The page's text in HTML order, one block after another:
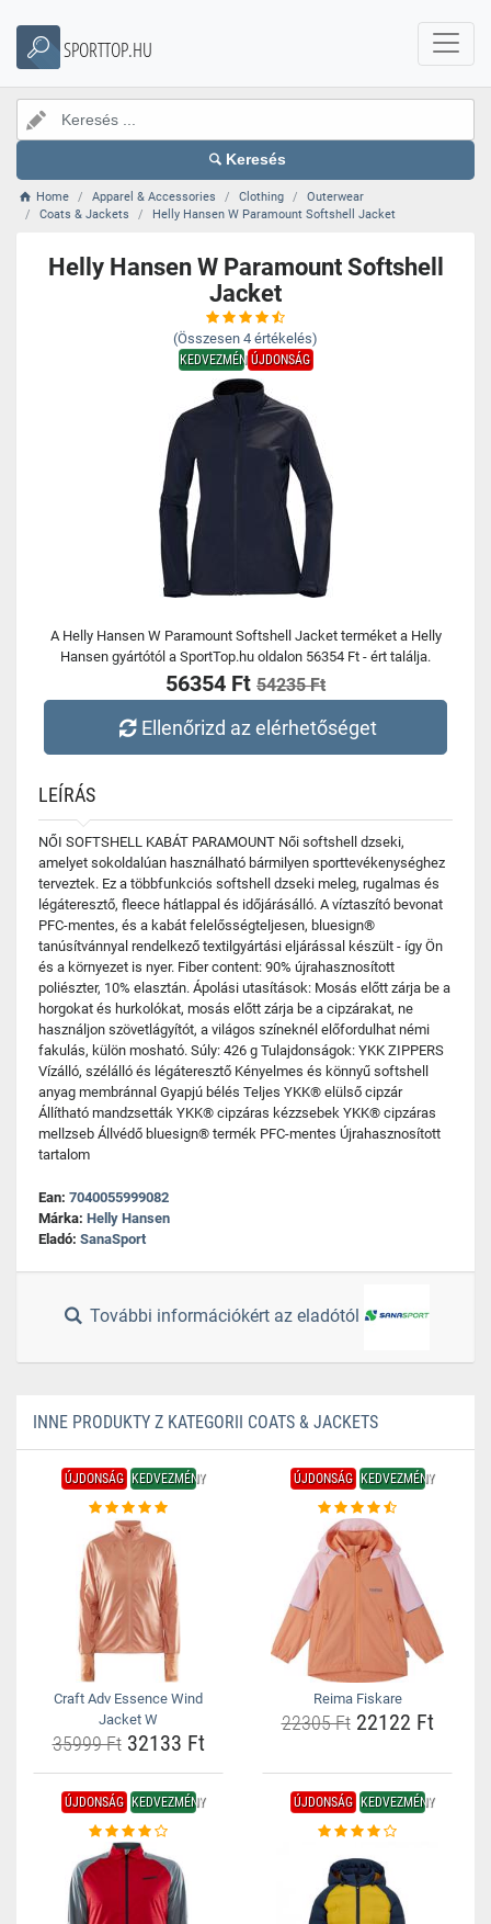
SPORTTOP.HU
Keresés
Home Apparel & Accessories Clothing
Outerwear
Coats & Jackets
Helly Hansen W Paramount Softshell Jacket
Helly Hansen W Paramount Softshell
Jacket
(Összesen 4 értékelés)
KEDVEZMÉNYÚJDONSÁG
A Helly Hansen W Paramount Softshell Jacket terméket a Helly
Hansen gyártótól a SportTop.hu oldalon 56354 Ft - ért találja.
56354 Ft 54235 Ft
Ellenőrizd az elérhetőséget
LEÍRÁS
NŐI SOFTSHELL KABÁT PARAMOUNT Női softshell dzseki,
amelyet sokoldalúan használható bármilyen sporttevékenységhez
terveztek. Ez a többfunkciós softshell dzseki meleg, rugalmas és
légáteresztő, fleece hátlappal és időjárásálló. A víztaszító bevonat
PFC-mentes, és a kabát felelősségteljesen, bluesign®
tanúsítvánnyal rendelkező textilgyártási eljárással készült - így Ön
és a környezet is nyer. Fiber content: 90% újrahasznosított
poliészter, 10% elasztán. Ápolási utasítások: Mosás előtt zárja be a
horgokat és hurkolókat, mosás előtt zárja be a cipzárakat, ne
használjon szövetlágyítót, a világos színeknél előfordulhat némi
fakulás, külön mosható. Súly: 426 g Tulajdonságok: YKK ZIPPERS
Vízálló, szélálló és légáteresztő Kényelmes és könnyű softshell
anyag membránnal Gyapjú bélés Teljes YKK® elülső cipzár
Állítható mandzsetták YKK® cipzáras kézzsebek YKK® cipzáras
mellzseb Állvédő bluesign® termék PFC-mentes Újrahasznosított
tartalom
Ean: 7040055999082
Márka: Helly Hansen
Eladó: SanaSport
További információkért az eladótól
INNE PRODUKTY Z KATEGORII COATS & JACKETS
ÚJDONSÁG KEDVEZMÉNY
Craft Adv Essence Wind
Jacket W
35999 Ft32133 Ft
ÚJDONSÁG KEDVEZMÉNY
Reima Fiskare
22305 Ft22122 Ft
ÚJDONSÁG KEDVEZMÉNY ÚJDONSÁG KEDVEZMÉNY